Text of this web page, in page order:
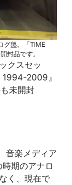
グ盤。「TIME
封品です。
クスセッ
1994-2009』
未開封
音楽メディア
期のアナロ
く、現在で